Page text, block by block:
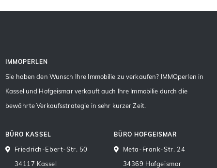
IMMOPERLEN
Sie haben den Wunsch Ihre Immobilie zu verkaufen? IMMOperlen in
Kassel und Hofgeismar verkauft auch Ihre Immobilie durch die
bewährte Verkaufsstrategie in sehr kurzer Zeit.
BÜRO KASSEL
Friedrich-Ebert-Str. 50
34117 Kassel
BÜRO HOFGEISMAR
Meta-Frank-Str. 24
34369 Hofgeismar